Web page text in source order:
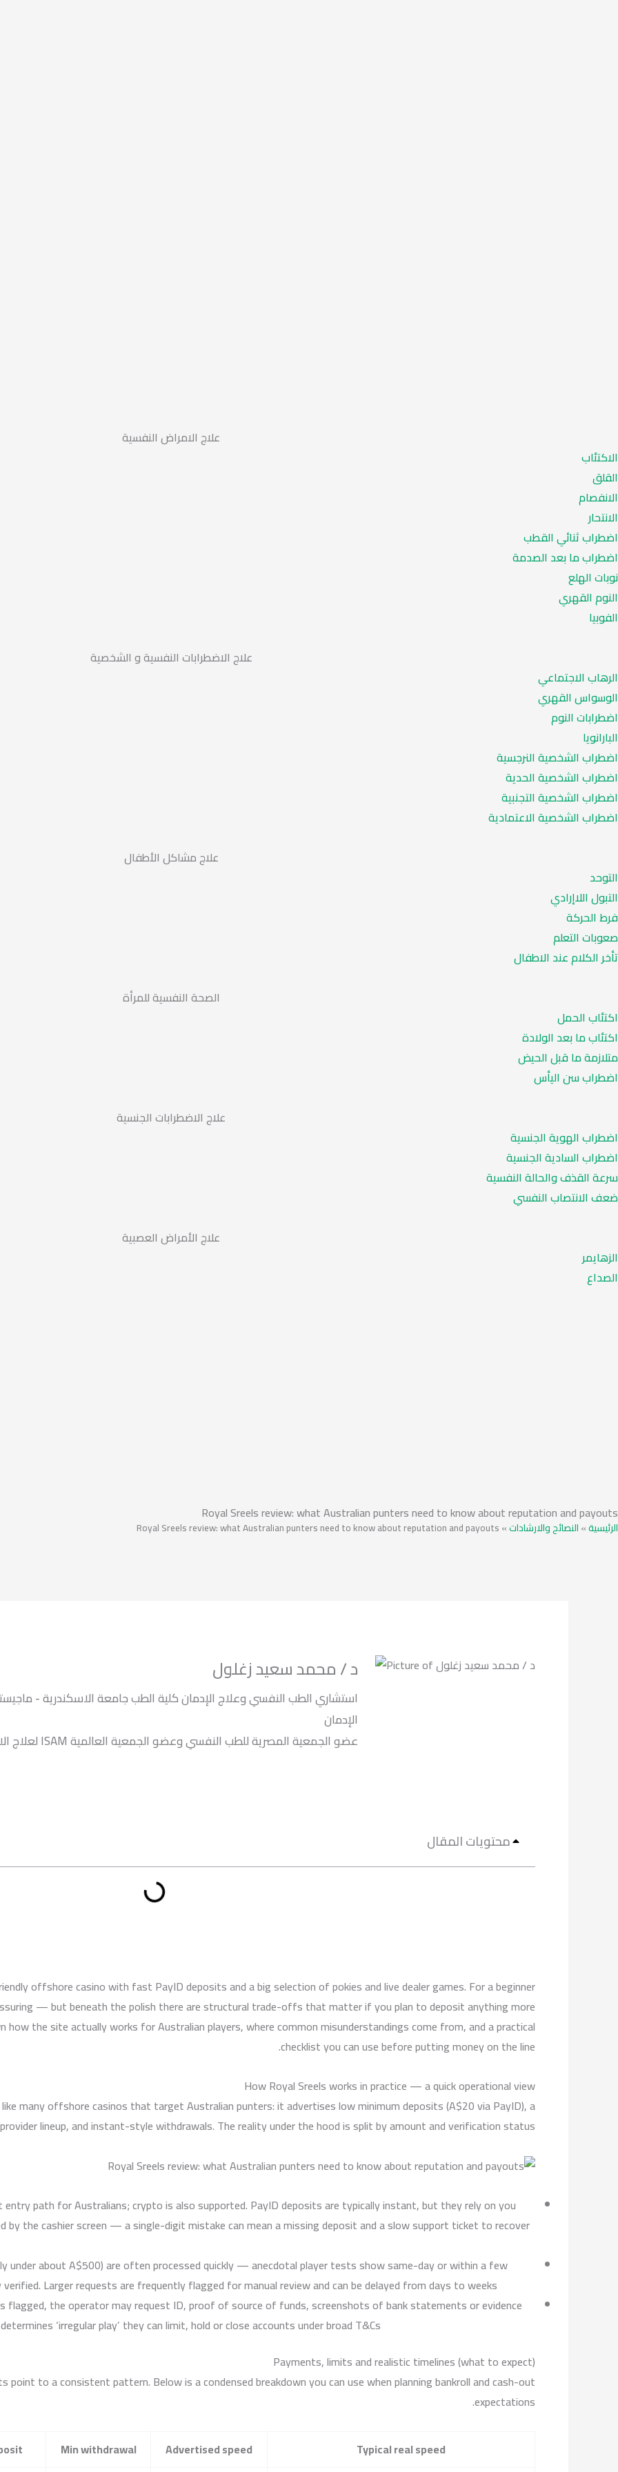
علاج الامراض النفسية
الاكتئاب
القلق
الانفصام
الانتحار
اضطراب ثنائي القطب
اضطراب ما بعد الصدمة
نوبات الهلع
النوم القهري
الفوبيا
علاج الاضطرابات النفسية و الشخصية
الرهاب الاجتماعي
الوسواس القهري
اضطرابات النوم
البارانويا
اضطراب الشخصية النرجسية
اضطراب الشخصية الحدية
اضطراب الشخصية التجنبية
اضطراب الشخصية الاعتمادية
علاج مشاكل الأطفال
التوحد
التبول اللاإرادي
فرط الحركة
صعوبات التعلم
تأخر الكلام عند الاطفال
الصحة النفسية للمرأة
اكتئاب الحمل
اكتئاب ما بعد الولادة
متلازمة ما قبل الحيض
اضطراب سن اليأس
علاج الاضطرابات الجنسية
اضطراب الهوية الجنسية
اضطراب السادية الجنسية
سرعة القذف والحالة النفسية
ضعف الانتصاب النفسي
علاج الأمراض العصبية
الزهايمر
الصداع
Royal Sreels review: what Australian punters need to know about reputation and payouts
الرئيسية»النصائح والارشادات»
Royal Sreels review: what Australian punters need to know about reputation and payouts
د / محمد سعيد زغلول
استشاري الطب النفسي وعلاج الإدمان كلية الطب جامعة الاسكندرية -
الإدمان
عضو الجمعية المصرية للطب النفسي وعضو الجمعية العالمية ISAM لعلاج الادمان.
محتويات المقال
offshore casino with fast PayID deposits and a big selection of pokies and live dealer games. For a beginner
— but beneath the polish there are structural trade-offs that matter if you plan to deposit anything more
how the site actually works for Australian players, where common misunderstandings come from, and a practical
checklist you can use before putting money on the line.
How Royal Sreels works in practice — a quick operational view
many offshore casinos that target Australian punters: it advertises low minimum deposits (A$20 via PayID), a
lineup, and instant-style withdrawals. The reality under the hood is split by amount and verification status.
entry path for Australians; crypto is also supported. PayID deposits are typically instant, but they rely on you
by the cashier screen — a single-digit mistake can mean a missing deposit and a slow support ticket to recover
under about A$500) are often processed quickly — anecdotal player tests show same-day or within a few
Larger requests are frequently flagged for manual review and can be delayed from days to weeks.
flagged, the operator may request ID, proof of source of funds, screenshots of bank statements or evidence
‘irregular play’ they can limit, hold or close accounts under broad T&Cs.
Payments, limits and realistic timelines (what to expect)
to a consistent pattern. Below is a condensed breakdown you can use when planning bankroll and cash-out
expectations.
Min withdrawal Advertised speed Typical real speed